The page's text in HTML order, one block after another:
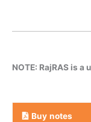
NOTE: RajRAS is
Buy notes